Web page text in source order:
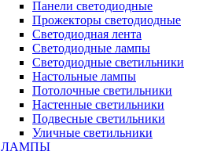
Панели светодиодные
Прожекторы светодиодные
Светодиодная лента
Светодиодные лампы
Светодиодные светильники
Настольные лампы
Потолочные светильники
Настенные светильники
Подвесные светильники
Уличные светильники
ЛАМПЫ